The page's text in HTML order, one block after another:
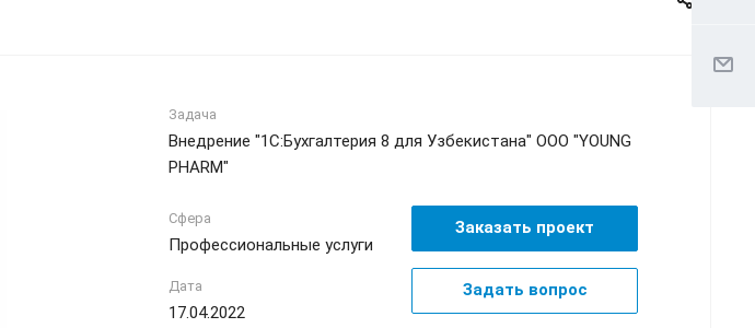
Задача
Внедрение "1С:Бухгалтерия 8 для Узбекистана" OOO "YOUNG
PHARM"
Сфера
Профессиональные услуги
Дата
17.04.2022
Заказать проект
Задать вопрос